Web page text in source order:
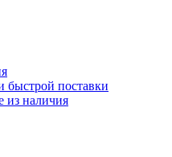
быстрой поставки